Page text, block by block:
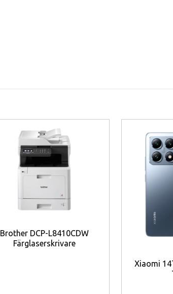
Ultravidvinkelkameran på 5 MP gör det enkelt att
Motorola moto g17 power har dessutom NFC,
Viktiga funktioner
6,72" Full HD+-skärm
– Stor och skarp bildyta
50 MP huvudkamera
– Detaljrika bilder och
MediaTek Helio G81 Extreme
– Stabil
4 GB RAM & 128 GB lagring
– Smidig
microSD-stöd upp till 1 TB
– Flexibel
Android 15 med Hello UX
– Modern
– Extra hållbarhet
NFC & 3,5 mm hörlursuttag
Brother DCP-L8410CDW
Färglaserskrivare
Xiaomi